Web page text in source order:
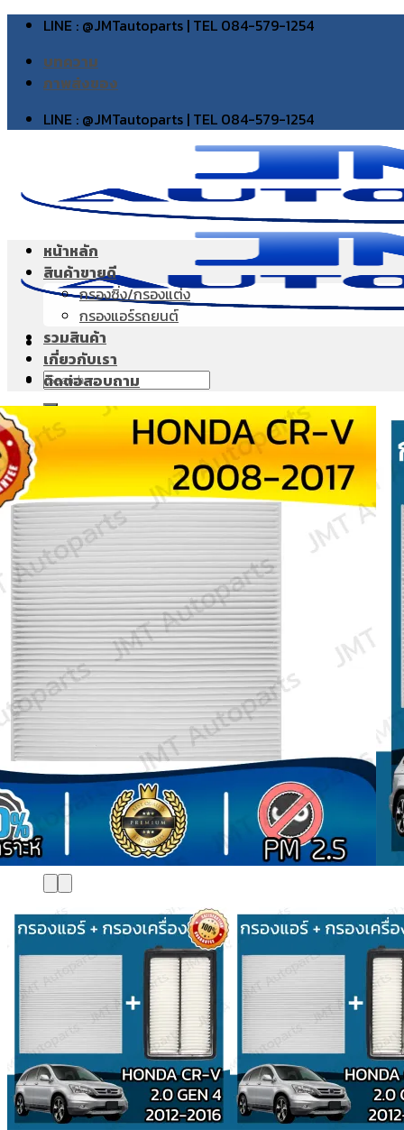
Skip
content
LINE : @JMTautoparts | TEL 084-579-1254
บทความ
ภาพส่งของ
LINE : @JMTautoparts | TEL 084-579-1254
Search
for:
Search
for:
หน้าหลัก
สินค้าขายดี
กรองซิ่ง/กรองแต่ง
กรองแอร์รถยนต์
รวมสินค้า
เกี่ยวกับเรา
ติดต่อสอบถาม